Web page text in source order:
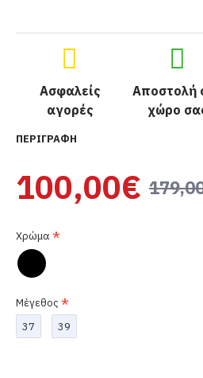
Ασφαλείς
αγορές
Αποστολή
χώρο
ΠΕΡΙΓΡΑΦΉ
100,00€
Χρώμα
Μέγεθος
37
39